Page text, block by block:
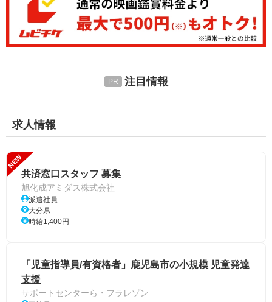
注目情報
求人情報
NEW
共済窓口スタッフ 募集
旭化成アミダス株式会社
派遣社員
大分県
時給1,400円
「児童指導員/有資格者」鹿児島市の小規模 児童発達
支援
サポートセンターら・フラレゾン